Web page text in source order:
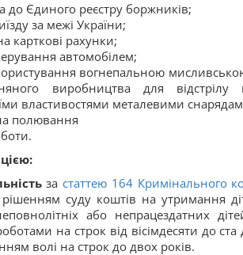
до Єдиного реєстру боржників;
за межі України;
карткові рахунки;
автомобілем;
вогнепальною
виробництва для
властивостями металевими
полювання
застаттею 164 Кримінального
суду коштів на утримання
або непрацездатних
на строк від вісімдесяти до
волі на строк до двох років.